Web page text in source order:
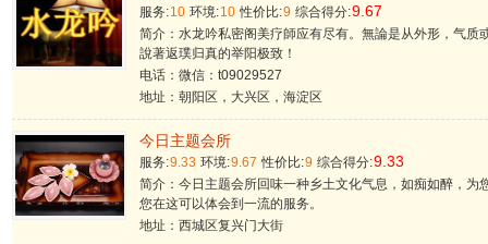
服务:10 环境:10 性价比:9 综合得分:9.67
简介：水龙吟私密阁美疗師应有尽有。無論是从外形，气质
說著返璞归真的举阳极致！
电话：微信：t09029527
地址：朝阳区，大兴区，海淀区
今日主题会所
服务:9.33 环境:9.67 性价比:9 综合得分:9.33
简介：今日主题会所回味一种乡土文化气息，如痴如醉，为
您在这可以体会到一流的服务。
地址：西城区复兴门大街